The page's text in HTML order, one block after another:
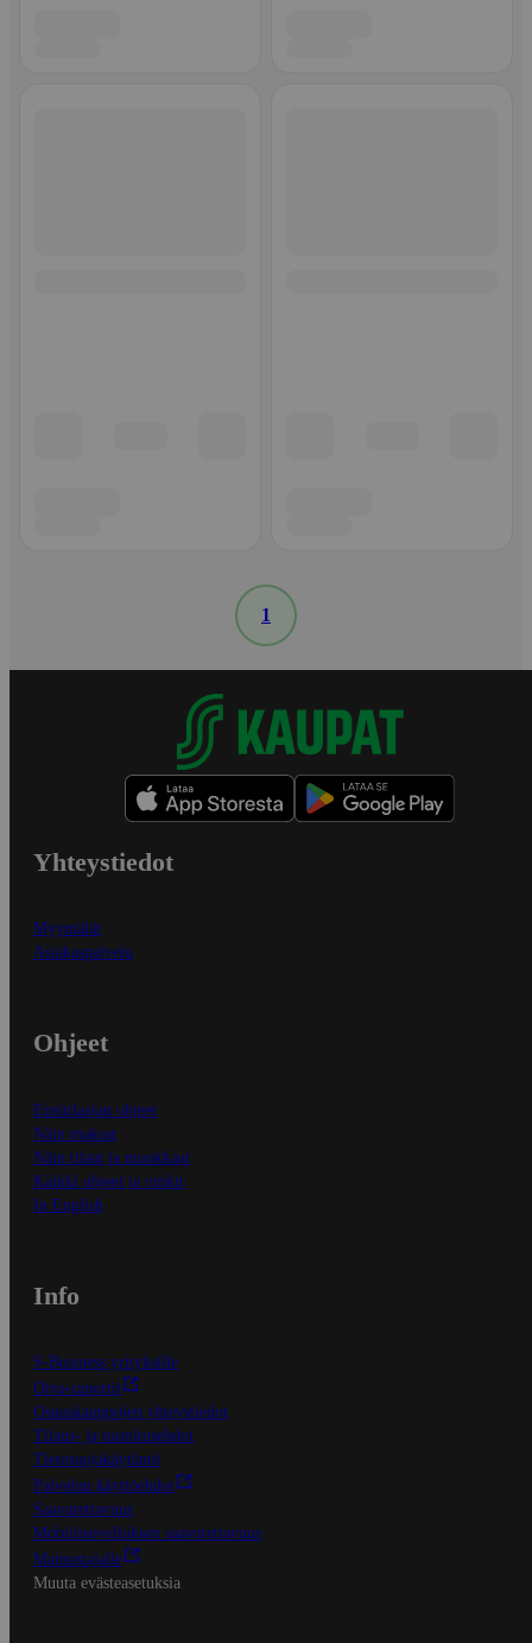
1
Yhteystiedot
Myymälät
Asiakaspalvelu
Ohjeet
Ensitilaajan ohjeet
Näin maksat
Näin tilaat ja muokkaat
Kaikki ohjeet ja vinkit
In English
Info
S-Business yrityksille
Oiva-raportit
Osuuskauppojen yhteystiedot
Tilaus- ja toimitusehdot
Tietosuojakäytäntö
Palvelun käyttöehdot
Saavutettavuus
Mobiilisovelluksen saavutettavuus
Mainostajalle
Muuta evästeasetuksia